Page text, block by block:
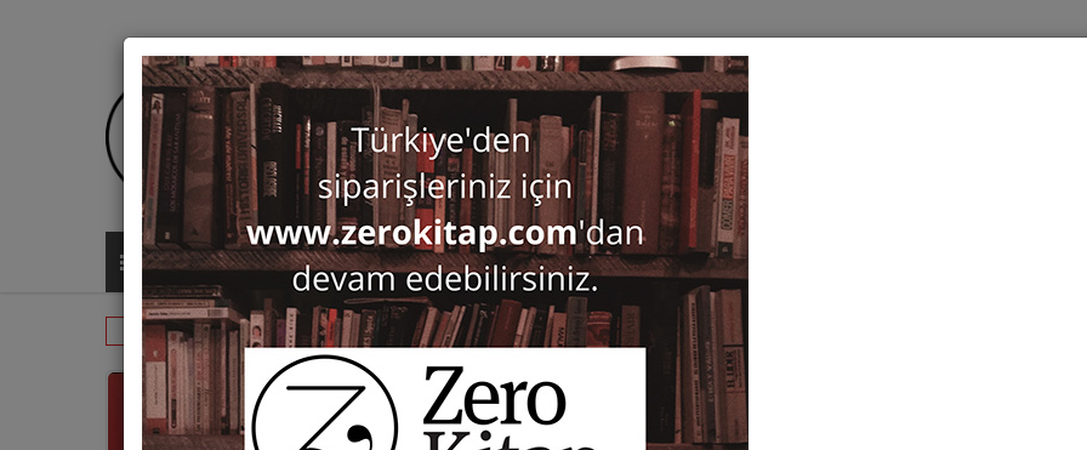
ALL CATEGORIES SERIES
BOOKS
Periodicals Archivum Anatolicum
Archivum Anatolicum 16/1
48,00